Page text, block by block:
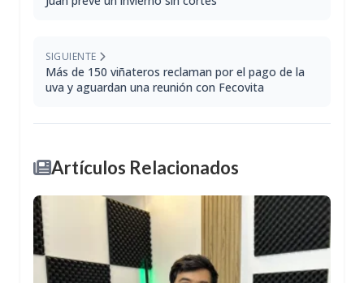
SIGUIENTE
Más de 150 viñateros reclaman por el pago de la
uva y aguardan una reunión con Fecovita
Artículos Relacionados